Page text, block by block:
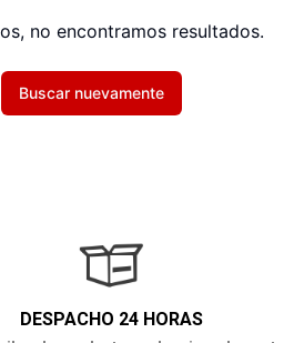
no encontramos resultados.
Buscar nuevamente
DESPACHO 24 HORAS